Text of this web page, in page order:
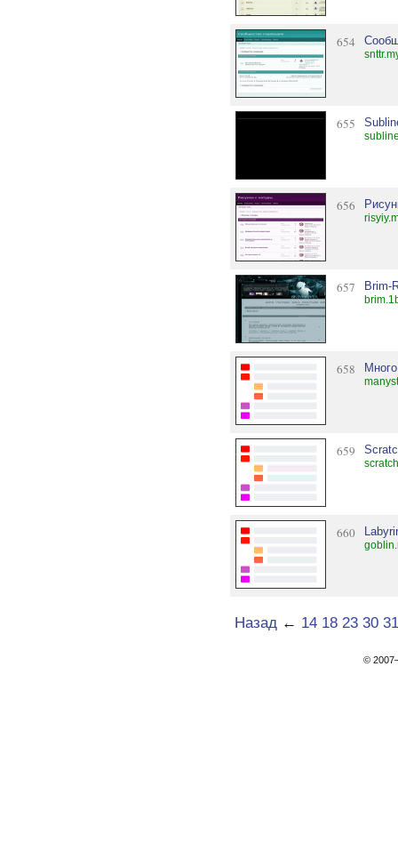
654
655
656
657 Brim-
658
659
660
Назад← 14 18 23 30 31
©